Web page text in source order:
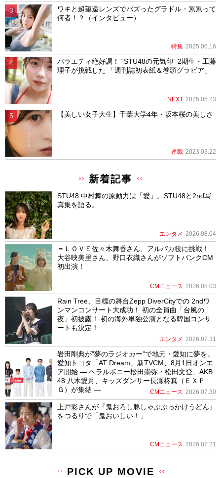
ワキと超望遠レンズでバズったグラドル・累累って
何者！？（インタビュー）
特集 2025.06.16
バラエティ絶好調！ “STU48の元気印” 2期生・工藤
理子が挑戦した 「週刊誌初表紙＆巻頭グラビア」
NEXT 2025.05.23
【美しい女子大生】千葉大学4年・坂本桜の美しさ
連載 2023.03.22
新着記事
STU48 中村舞の原動力は「愛」。STU48と2nd写
真集を語る。
エンタメ 2026.08.04
＝ＬＯＶＥ佐々木舞香さん、アルパカ役に挑戦！
大谷映美里さん、野口衣織さんがソフトバンクCM
初出演！
CMニュース 2026.08.03
Rain Tree、目標の舞台Zepp DiverCityでの 2ndワ
ンマンコンサート大成功！ 初の全員曲「台風の
夜」初披露！ 初の海外単独公演となる韓国コンサ
ートも決定！
エンタメ 2026.07.31
岩田剛典が”夢のラジオカー”で地元・愛知に夢を。
愛知トヨタ「AT Dream」新TVCM、8月1日オンエ
ア開始 ― ヘラルボニー松田崇弥・松田文登、AKB
48 八木愛月、キッズダンサー長瀬柊真（ＥＸＰ
Ｇ）が集結 ―
CMニュース 2026.07.30
上戸彩さんが『鬼おろし豚しゃぶぶっかけうどん』
をつるりで「鬼おいしい！」
CMニュース 2026.07.21
PICK UP MOVIE